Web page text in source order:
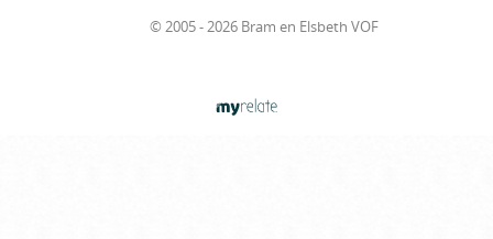
© 2005 - 2026 Bram en Elsbeth VOF